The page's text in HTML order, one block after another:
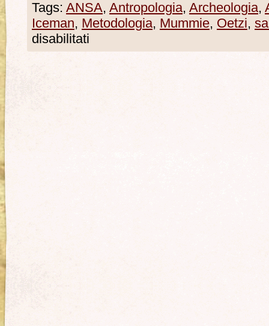
Tags: ANSA, Antropologia, Archeologia,
Iceman, Metodologia, Mummie, Oetzi,
disabilitati